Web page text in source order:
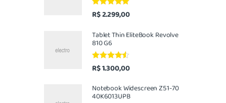
Avaliação
5.00de 5
R$2.299,00
Tablet Thin EliteBook Revolve
810 G6
Avaliação
4.33de 5
R$1.300,00
Notebook Widescreen Z51-70
40K6013UPB